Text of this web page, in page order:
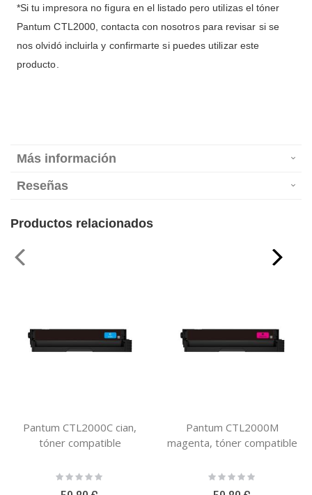
*Si tu impresora no figura en el listado pero utilizas el tóner
Pantum CTL2000, contacta con nosotros para revisar si se
nos olvidó incluirla y confirmarte si puedes utilizar este
producto.
Más información
Reseñas
Productos relacionados
Pantum CTL2000C cian,
tóner compatible
Rating:
Pantum CTL2000M
magenta, tóner compatible
Rating: